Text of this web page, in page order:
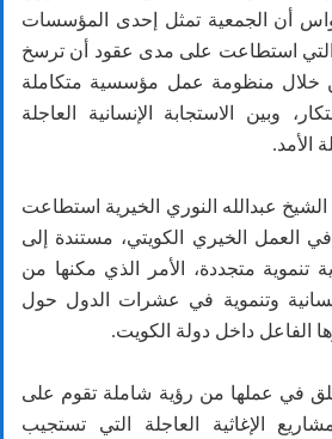
أن الجمعية تمثل إحدى المؤسسات
التي استطاعت على مدى عقود أن ترسخ
من خلال منظومة عمل مؤسسية متكاملة
وبين الاستجابة الإنسانية العاجلة
الأمد.
عبدالله النوري الخيرية استطاعت
في العمل الخيري الكويتي، مستندة إلى
تنموية متجددة، الأمر الذي مكنها من
وتنموية في عشرات الدول حول
الفاعل داخل دولة الكويت.
في عملها من رؤية شاملة تقوم على
الإغاثية العاجلة التي تستجيب